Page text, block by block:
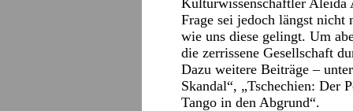
Kulturwissenschaftler Aleida
Frage sei jedoch längst
wie uns diese gelingt. Um
die zerrissene Gesellschaft
Dazu weitere Beiträge –
Skandal“, „Tschechien: Der
Tango in den Abgrund“.